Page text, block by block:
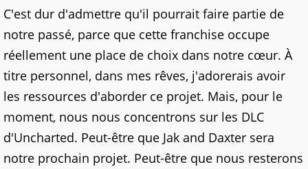
C'est dur d'admettre qu'il pourrait faire partie de
notre passé, parce que cette franchise occupe
réellement une place de choix dans notre cœur. À
titre personnel, dans mes rêves, j'adorerais avoir
les ressources d'aborder ce projet. Mais, pour le
moment, nous nous concentrons sur les DLC
d'Uncharted. Peut-être que Jak and Daxter sera
notre prochain projet. Peut-être que nous resterons